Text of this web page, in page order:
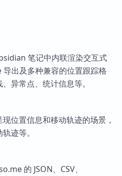
笔记中内联渲染交互式
出及多种兼容的位置跟踪格
异常点、统计信息等。
位置信息和移动轨迹的场景，
迹等。
的 JSON、CSV、